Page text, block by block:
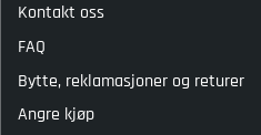
Kontakt oss
FAQ
Bytte, reklamasjoner og returer
Angre kjøp